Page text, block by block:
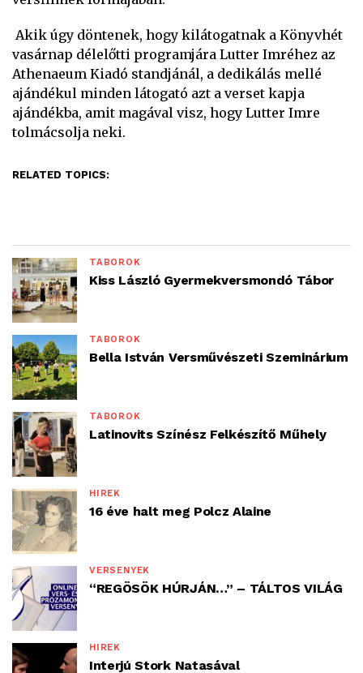
Akik úgy döntenek, hogy kilátogatnak a Könyvhét
vasárnap délelőtti programjára Lutter Imréhez az
Athenaeum Kiadó standjánál, a dedikálás mellé
ajándékul minden látogató azt a verset kapja
ajándékba, amit magával visz, hogy Lutter Imre
tolmácsolja neki.
RELATED TOPICS:
TÁBOROK
Kiss László Gyermekversmondó Tábor
TÁBOROK
Bella István Versművészeti Szeminárium
TÁBOROK
Latinovits Színész Felkészítő Műhely
HÍREK
16 éve halt meg Polcz Alaine
VERSENYEK
“REGÖSÖK HÚRJÁN…” – TÁLTOS VILÁG
HÍREK
Interjú Stork Natasával